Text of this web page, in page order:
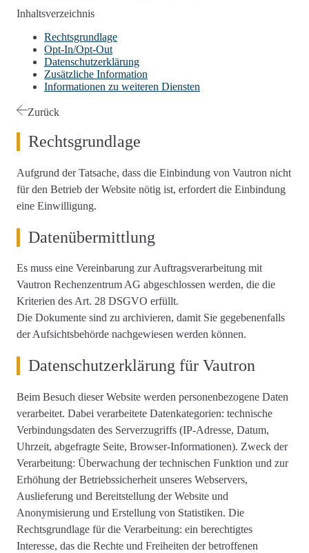
Inhaltsverzeichnis
Rechtsgrundlage
Opt-In/Opt-Out
Datenschutzerklärung
Zusätzliche Information
Informationen zu weiteren Diensten
Zurück
Rechtsgrundlage
Aufgrund der Tatsache, dass die Einbindung von Vautron nicht
für den Betrieb der Website nötig ist, erfordert die Einbindung
eine Einwilligung.
Datenübermittlung
Es muss eine Vereinbarung zur Auftragsverarbeitung mit
Vautron Rechenzentrum AG abgeschlossen werden, die die
Kriterien des Art. 28 DSGVO erfüllt.
Die Dokumente sind zu archivieren, damit Sie gegebenenfalls
der Aufsichtsbehörde nachgewiesen werden können.
Datenschutzerklärung für Vautron
Beim Besuch dieser Website werden personenbezogene Daten
verarbeitet. Dabei verarbeitete Datenkategorien: technische
Verbindungsdaten des Serverzugriffs (IP-Adresse, Datum,
Uhrzeit, abgefragte Seite, Browser-Informationen). Zweck der
Verarbeitung: Überwachung der technischen Funktion und zur
Erhöhung der Betriebssicherheit unseres Webservers,
Auslieferung und Bereitstellung der Website und
Anonymisierung und Erstellung von Statistiken. Die
Rechtsgrundlage für die Verarbeitung: ein berechtigtes
Interesse, das die Rechte und Freiheiten der betroffenen